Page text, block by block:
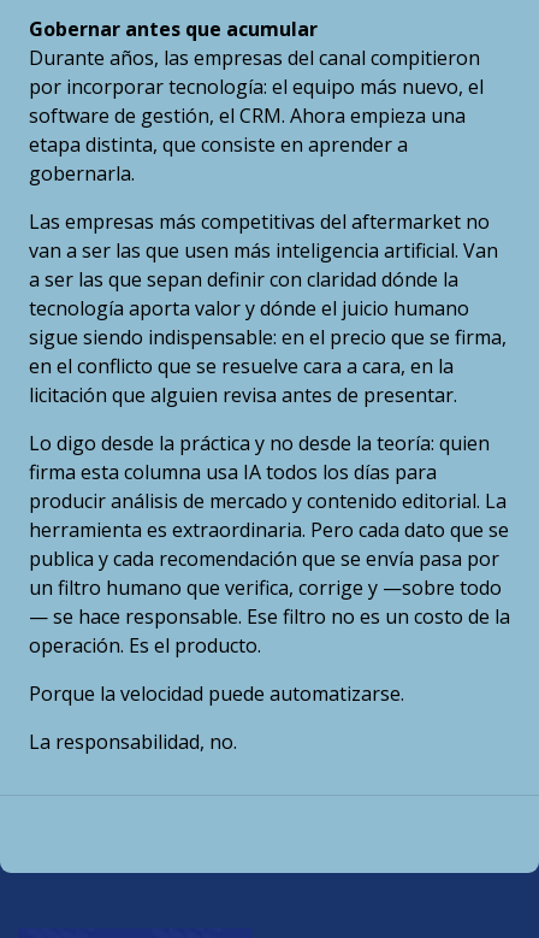
Gobernar antes que acumular
Durante años, las empresas del canal compitieron
por incorporar tecnología: el equipo más nuevo, el
software de gestión, el CRM. Ahora empieza una
etapa distinta, que consiste en aprender a
gobernarla.
Las empresas más competitivas del aftermarket no
van a ser las que usen más inteligencia artificial. Van
a ser las que sepan definir con claridad dónde la
tecnología aporta valor y dónde el juicio humano
sigue siendo indispensable: en el precio que se firma,
en el conflicto que se resuelve cara a cara, en la
licitación que alguien revisa antes de presentar.
Lo digo desde la práctica y no desde la teoría: quien
firma esta columna usa IA todos los días para
producir análisis de mercado y contenido editorial. La
herramienta es extraordinaria. Pero cada dato que se
publica y cada recomendación que se envía pasa por
un filtro humano que verifica, corrige y —sobre todo
— se hace responsable. Ese filtro no es un costo de la
operación. Es el producto.
Porque la velocidad puede automatizarse.
La responsabilidad, no.